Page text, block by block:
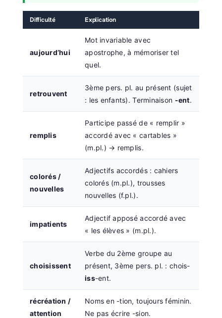
Difficulté Explication
aujourd’hui
Mot invariable avec
apostrophe, à mémoriser tel
quel.
retrouvent
3ème pers. pl. au présent (sujet
: les enfants). Terminaison -ent.
remplis
Participe passé de « remplir »
accordé avec « cartables »
(m.pl.) → remplis.
colorés /
nouvelles
Adjectifs accordés : cahiers
colorés (m.pl.), trousses
nouvelles (f.pl.).
impatients
Adjectif apposé accordé avec
« les élèves » (m.pl.).
choisissent
Verbe du 2ème groupe au
présent, 3ème pers. pl. : chois-
iss-ent.
récréation /
attention
Noms en -tion, toujours féminin.
Ne pas écrire -sion.